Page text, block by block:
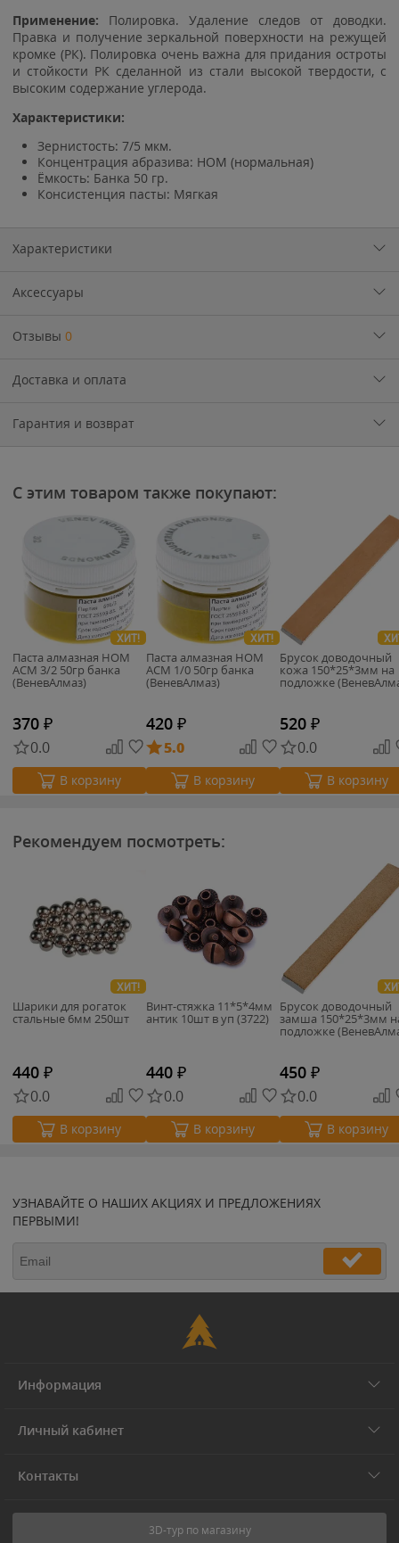
Применение: Полировка. Удаление следов от доводки.
Правка и получение зеркальной поверхности на режущей
кромке (РК). Полировка очень важна для придания остроты
и стойкости РК сделанной из стали высокой твердости, с
высоким содержание углерода.
Характеристики:
Зернистость: 7/5 мкм.
Концентрация абразива: НОМ (нормальная)
Ёмкость: Банка 50 гр.
Консистенция пасты: Мягкая
Характеристики
Аксессуары
Отзывы 0
Доставка и оплата
Гарантия и возврат
С этим товаром также покупают:
ХИТ!
Паста алмазная НОМ
АСМ 3/2 50гр банка
(ВеневАлмаз)
370 ₽
0.0
В корзину
ХИТ!
Паста алмазная НОМ
АСМ 1/0 50гр банка
(ВеневАлмаз)
420 ₽
5.0
В корзину
Брусок доводочный
кожа 150*25*3мм на
подложке
520 ₽
0.0
В корзину
Рекомендуем посмотреть:
ХИТ!
Шарики для рогаток
стальные 6мм 250шт
440 ₽
0.0
В корзину
Винт-стяжка 11*5*4мм
антик 10шт в уп (3722)
440 ₽
0.0
В корзину
Брусок доводочный
замша 150*25*3мм
подложке
450 ₽
0.0
В корзину
УЗНАВАЙТЕ О НАШИХ АКЦИЯХ И ПРЕДЛОЖЕНИЯХ
ПЕРВЫМИ!
Информация
Личный кабинет
Контакты
3D-тур по магазину